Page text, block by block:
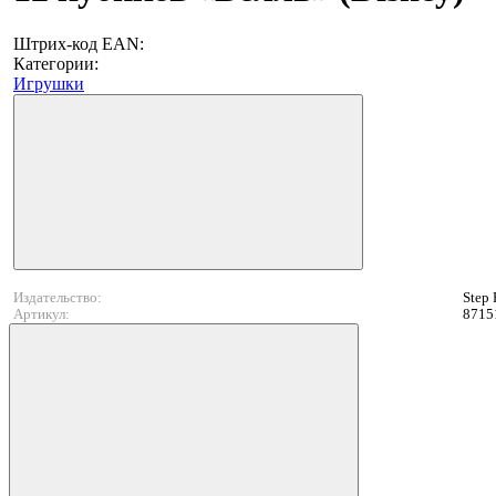
Штрих-код EAN:
Категории:
Игрушки
Издательство:
Step
Артикул: